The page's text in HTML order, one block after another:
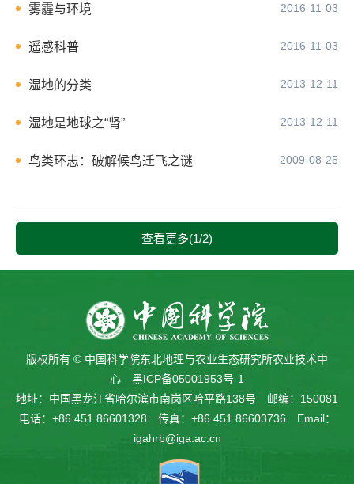
雾霾与环境 2016-11-03
遥感科普 2016-11-03
湿地的分类 2013-12-11
湿地是地球之“肾” 2013-12-11
鸟类环志：破解候鸟迁飞之谜 2009-08-25
查看更多(1/2)
版权所有 © 中国科学院东北地理与农业生态研究所农业技术中
心 黑ICP备05001953号-1
地址：中国黑龙江省哈尔滨市南岗区哈平路138号 邮编：150081
电话：+86 451 86601328 传真：+86 451 86603736 Email：
igahrb@iga.ac.cn